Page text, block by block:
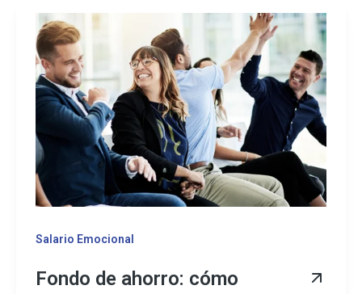
Salario Emocional
Fondo de ahorro: cómo